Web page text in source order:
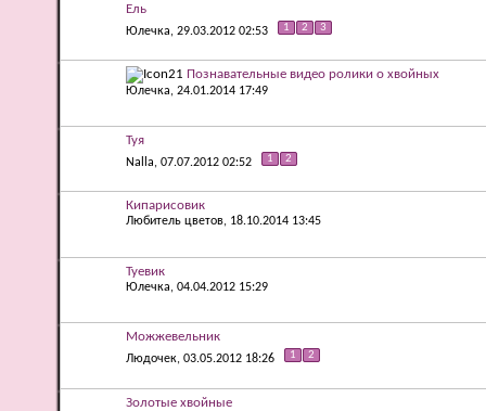
Ель
Юлечка, 29.03.2012 02:53 1 2 3
Познавательные видео ролики о хвойных
Юлечка, 24.01.2014 17:49
Туя
Nalla, 07.07.2012 02:52 1 2
Кипарисовик
Любитель цветов, 18.10.2014 13:45
Туевик
Юлечка, 04.04.2012 15:29
Можжевельник
Людочек, 03.05.2012 18:26 1 2
Золотые хвойные